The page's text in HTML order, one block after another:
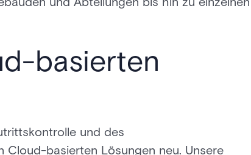
basierten
und des
basierten Lösungen neu. Unsere